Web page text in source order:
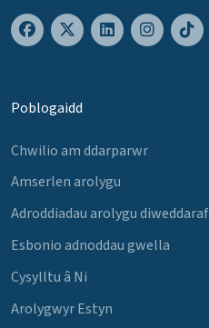
Poblogaidd
Chwilio am ddarparwr
Amserlen arolygu
Adroddiadau arolygu diweddaraf
Esbonio adnoddau gwella
Cysylltu â Ni
Arolygwyr Estyn